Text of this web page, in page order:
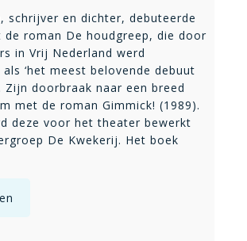
schrijver en dichter, debuteerde
de roman De houdgreep, die door
in Vrij Nederland werd
‘het meest belovende debuut
Zijn doorbraak naar een breed
met de roman Gimmick! (1989).
deze voor het theater bewerkt
De Kwekerij. Het boek